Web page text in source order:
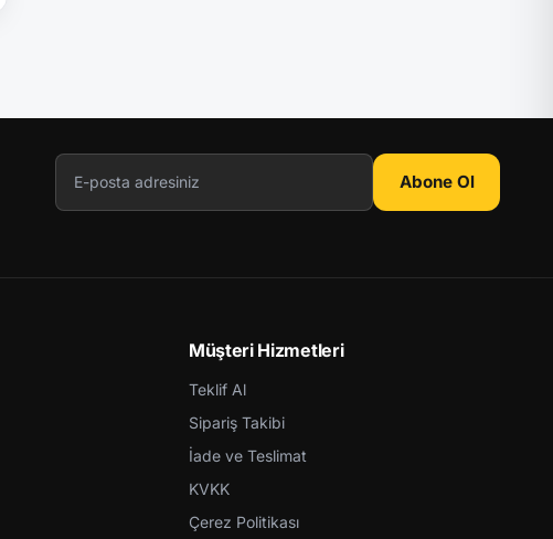
Abone Ol
Müşteri Hizmetleri
Teklif Al
Sipariş Takibi
İade ve Teslimat
KVKK
Çerez Politikası